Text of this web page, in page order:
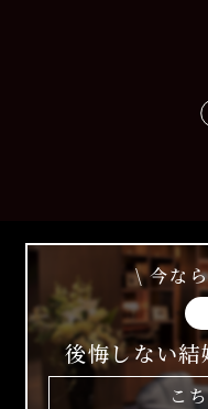
\ 今な
後悔しない
こ